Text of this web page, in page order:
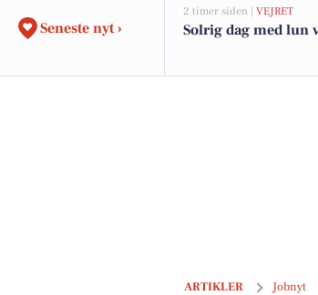
Seneste nyt ›
2 timer siden | VEJRET
Solrig dag med lun
ARTIKLER Jobnyt
Projektleder til drift